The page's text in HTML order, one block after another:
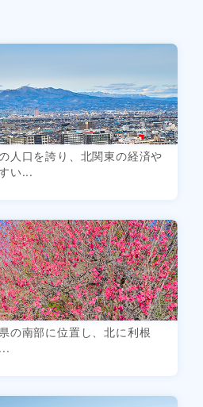
人口を誇り、北関東の経済や
い...
の南部に位置し、北に利根